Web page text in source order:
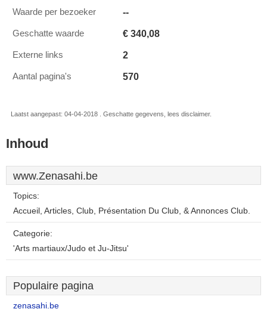
Waarde per bezoeker --
Geschatte waarde € 340,08
Externe links 2
Aantal pagina's 570
Laatst aangepast: 04-04-2018 . Geschatte gegevens, lees disclaimer.
Inhoud
www.Zenasahi.be
Topics:
Accueil, Articles, Club, Présentation Du Club, & Annonces Club.
Categorie:
'Arts martiaux/Judo et Ju-Jitsu'
Populaire pagina
zenasahi.be